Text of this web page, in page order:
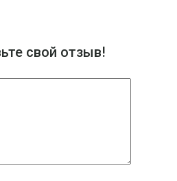
свой отзыв!